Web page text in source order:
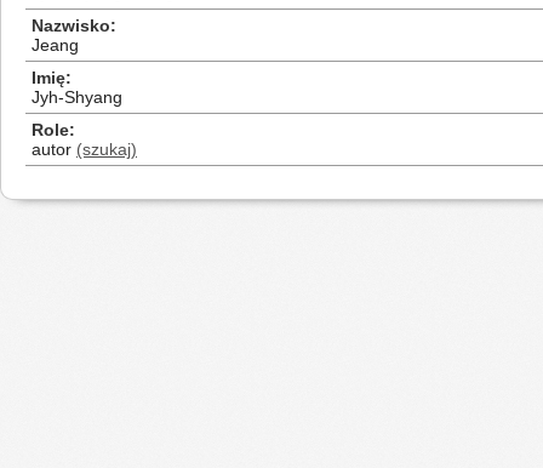
Nazwisko
Jeang
Imię
Jyh-Shyang
Role
autor (szukaj)